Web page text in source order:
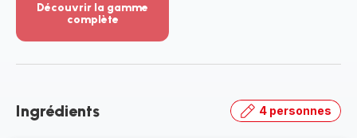
Découvrir la gamme
complète
-
gamme
Ingrédients 4 personnes